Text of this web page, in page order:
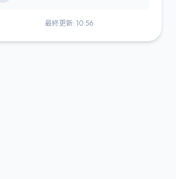
最終更新: 10:56